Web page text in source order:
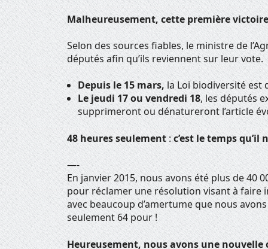
Malheureusement, cette première
Selon des sources fiables, le ministre de
députés afin qu’ils reviennent sur leur vote.
Depuis le 15 mars,la Loi biodiversité est
Le jeudi 17 ou vendredi 18, les députés
supprimeront ou dénatureront l’article
48 heures seulement:c’est le temps
—-
En janvier 2015, nous avons été plus de 40
pour réclamer une résolution visant à faire
avec beaucoup d’amertume que nous
seulement 64 pour !
Heureusement, nous avons une